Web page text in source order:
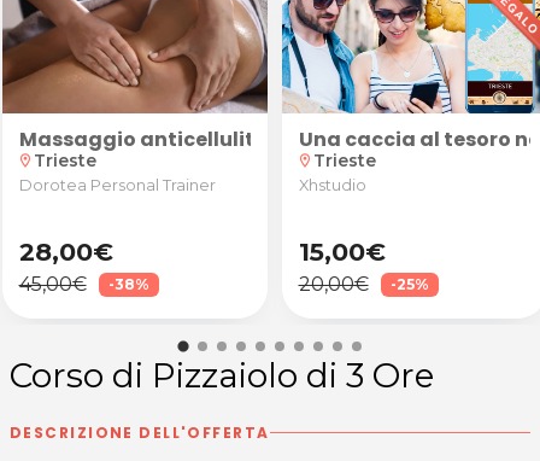
gel da Fashion Beauty a Trieste
di Gorizia! Caccia al Tesoro "La Prova del
Massaggio anticellulite
location_on Trieste
Dorotea Personal Trainer
28,00€
45,00€ -38%
Una caccia al tesoro
location_on Trieste
Xhstudio
15,00€
20,00€ -25%
Corso di Pizzaiolo di 3 Ore
DESCRIZIONE DELL'OFFERTA